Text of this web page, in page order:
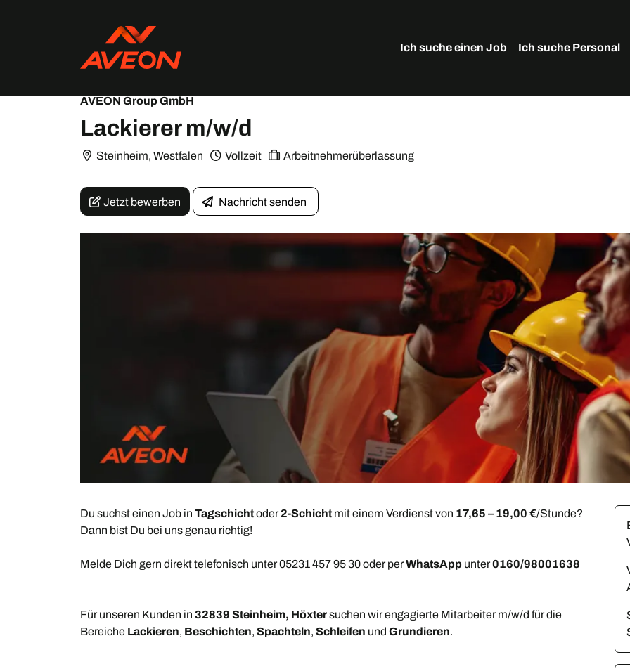
Ich suche einen Job Ich suche Personal
AVEON Group GmbH
Lackierer m/w/d
Steinheim, Westfalen Vollzeit Arbeitnehmerüberlassung
Jetzt bewerben Nachricht senden
Du suchst einen Job in Tagschichtoder2-Schicht mit einem Verdienst von 17,65 – 19,00 €/Stunde?
Dann bist Du bei uns genau richtig!
Melde Dich gern direkt telefonisch unter 05231 457 95 30 oder perWhatsApp unter0160/98001638
Für unseren Kunden in 32839 Steinheim, Höxtersuchen wir engagierte Mitarbeiter m/w/d für die
Bereiche Lackieren, Beschichten, Spachteln, Schleifen und Grundieren.